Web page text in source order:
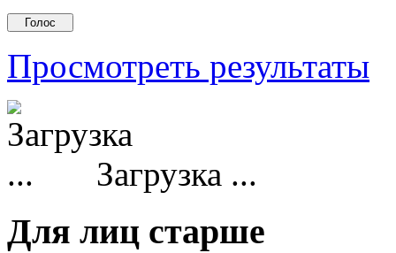
Просмотреть результаты
Загрузка ...
Для лиц старше